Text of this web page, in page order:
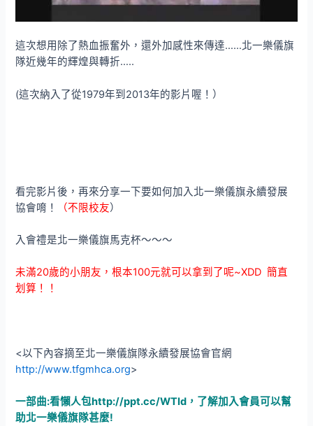
這次想用除了熱血振奮外，還外加感性來傳達……北一樂儀旗
隊近幾年的輝煌與轉折…..
(這次納入了從1979年到2013年的影片喔！）
看完影片後，再來分享一下要如何加入北一樂儀旗永續發展
協會唷！
（不限校友）
入會禮是北一樂儀旗馬克杯～～～
未滿20歲的小朋友，根本100元就可以拿到了呢~XDD 簡直
划算！！
<以下內容摘至北一樂儀旗隊永續發展協會官網
http://www.tfgmhca.org>
一部曲:看懶人包http://ppt.cc/WTId ，了解加入會員可以幫
助北一樂儀旗隊甚麼!